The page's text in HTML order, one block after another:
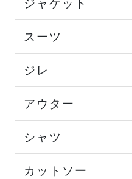
ジャケット
スーツ
ジレ
アウター
シャツ
カットソー